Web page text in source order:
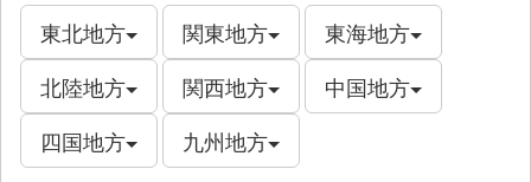
東北地方 関東地方
東海地方
北陸地方
関西地方
中国地方
四国地方
九州地方